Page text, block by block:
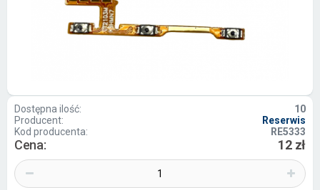
Dostępna ilość:
10
Producent:
Reserwis
Kod producenta:
RE5333
Cena: 12 zł